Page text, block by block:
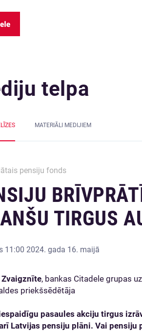
telpa
MATERIĀLI MEDIJIEM
pensiju fonds
TIRGUS
11:00 2024. gada 16. maijā
Zvaigznīte, bankas Citadele grupas
priekšsēdētāja
pasaules akciju tirgus
Latvijas pensiju plāni. Vai